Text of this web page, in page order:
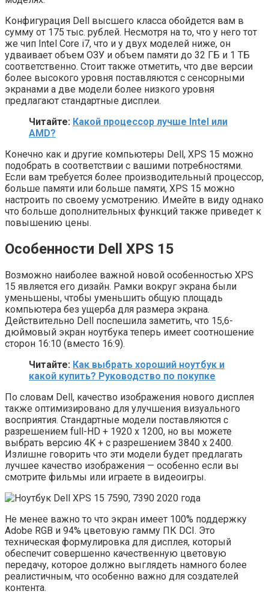
Конфигурация Dell высшего класса обойдется вам в
сумму от 175 тыс. рублей. Несмотря на то, что у него тот
же чип Intel Core i7, что и у двух моделей ниже, он
удваивает объем ОЗУ и объем памяти до 32 ГБ и 1 ТБ
соответственно. Стоит также отметить, что две версии
более высокого уровня поставляются с сенсорными
экранами а две модели более низкого уровня
предлагают стандартные дисплеи.
Читайте: Какой процессор лучше Intel или
AMD?
Конечно как и другие компьютеры Dell, XPS 15 можно
подобрать в соответствии с вашими потребностями.
Если вам требуется более производительный процессор,
больше памяти или больше памяти, XPS 15 можно
настроить по своему усмотрению. Имейте в виду однако
что больше дополнительных функций также приведет к
повышению цены.
Особенности Dell XPS 15
Возможно наиболее важной новой особенностью XPS
15 является его дизайн. Рамки вокруг экрана были
уменьшены, чтобы уменьшить общую площадь
компьютера без ущерба для размера экрана.
Действительно Dell поспешила заметить, что 15,6-
дюймовый экран ноутбука теперь имеет соотношение
сторон 16:10 (вместо 16:9).
Читайте: Как выбрать хороший ноутбук и
какой купить? Руководство по покупке
По словам Dell, качество изображения нового дисплея
также оптимизировано для улучшения визуального
восприятия. Стандартные модели поставляются с
разрешением full-HD + 1920 x 1200, но вы можете
выбрать версию 4K + с разрешением 3840 x 2400.
Излишне говорить что эти модели будет предлагать
лучшее качество изображения — особенно если вы
смотрите фильмы или играете в видеоигры.
Не менее важно то что экран имеет 100% поддержку
Adobe RGB и 94% цветовую гамму ПК DCI. Это
техническая формулировка для дисплея, который
обеспечит совершенно качественную цветовую
передачу, которое должно выглядеть намного более
реалистичным, что особенно важно для создателей
контента.